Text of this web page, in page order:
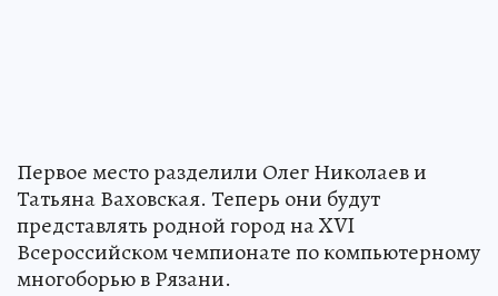
Первое место разделили Олег Николаев и
Татьяна Ваховская. Теперь они будут
представлять родной город на XVI
Всероссийском чемпионате по компьютерному
многоборью в Рязани.